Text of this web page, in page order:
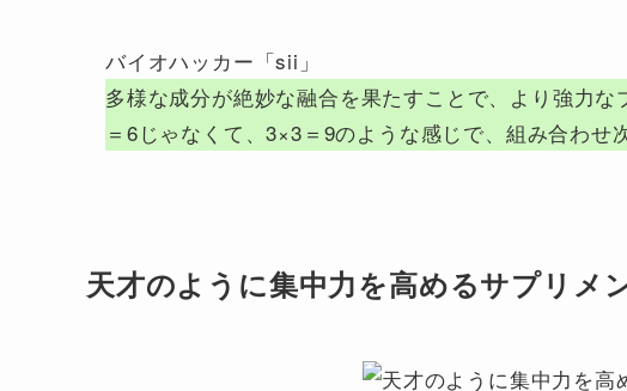
バイオハッカー「sii」
多様な成分が絶妙な融合を果たすことで、より強力
＝6じゃなくて、3×3＝9のような感じで、組み合わせ
天才のように集中力を高めるサプリメ